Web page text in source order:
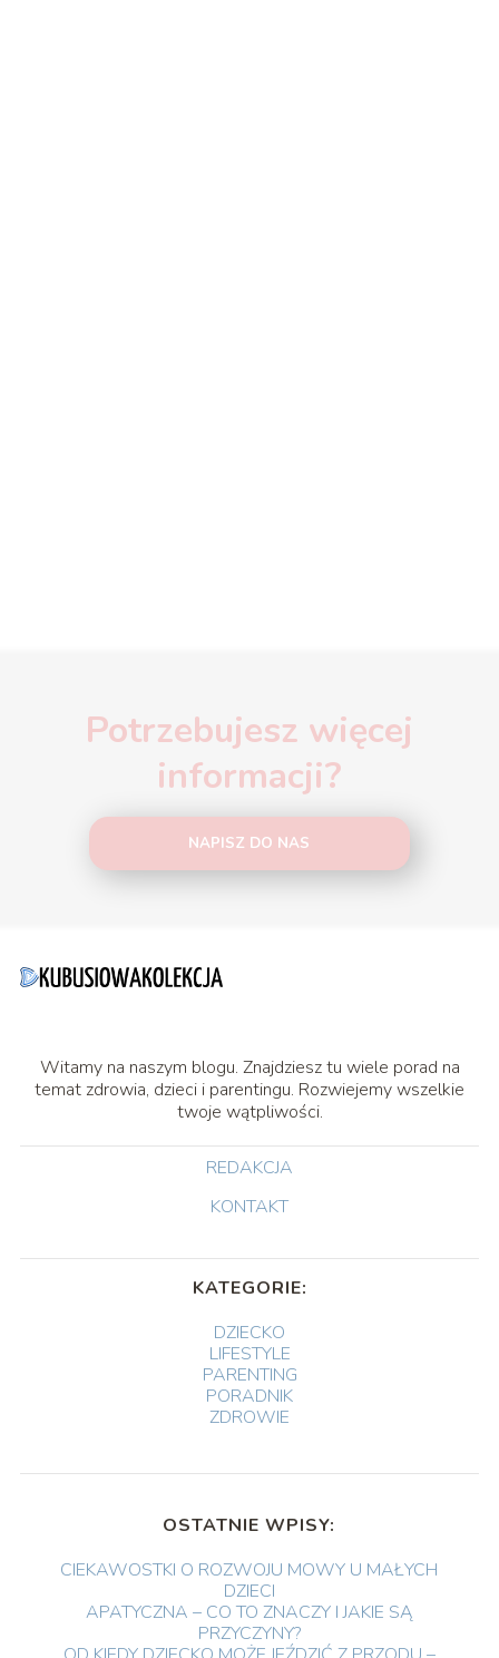
Potrzebujesz więcej
informacji?
NAPISZ DO NAS
Witamy na naszym blogu. Znajdziesz tu wiele porad na
temat zdrowia, dzieci i parentingu. Rozwiejemy wszelkie
twoje wątpliwości.
REDAKCJA
KONTAKT
KATEGORIE:
DZIECKO
LIFESTYLE
PARENTING
PORADNIK
ZDROWIE
OSTATNIE WPISY:
CIEKAWOSTKI O ROZWOJU MOWY U MAŁYCH
DZIECI
APATYCZNA – CO TO ZNACZY I JAKIE SĄ
PRZYCZYNY?